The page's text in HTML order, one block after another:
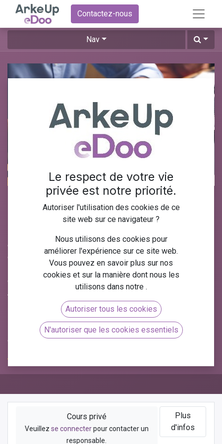
Contactez-nous
Nav
Formation Odoo gestion des
stocks
entreprise, permettant d'optimiser la chaîne logistique et de
garantir une disponibilité sans faille des produits. Avec
Odoo gestion des stocks, vous disposez d'une solution
complète pour gérer efficacement votre inventaire. Chez
Arkeup, nous vous proposons uneformation gratuite en
ligne sur la gestion des stocks Odoo, incluant des
ressources au format PDF, vous permettant d'acquérir
les compétences nécessaires pour optimiser vos
opérations logistiques.
Cours privé
Veuillez se connecterpour contacter un
responsable.
Plus
d'infos
Le respect de votre vie
privée est notre priorité.
Autoriser l'utilisation des cookies de ce
site web sur ce navigateur ?
Nous utilisons des cookies pour
améliorer l'expérience sur ce site web.
Vous pouvez en savoir plus sur nos
cookies et sur la manière dont nous les
utilisons dans notre .
Autoriser tous les cookies
N'autoriser que les cookies essentiels